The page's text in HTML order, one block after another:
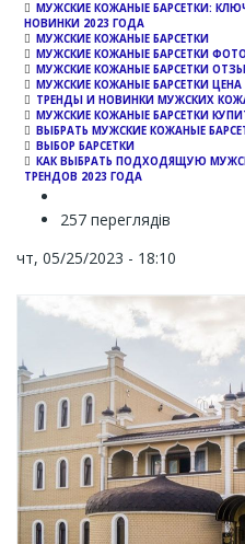
МУЖСКИЕ КОЖАНЫЕ БАРСЕТКИ:
НОВИНКИ 2023 ГОДА
МУЖСКИЕ КОЖАНЫЕ БАРСЕТКИ
МУЖСКИЕ КОЖАНЫЕ БАРСЕТКИ
МУЖСКИЕ КОЖАНЫЕ БАРСЕТКИ
МУЖСКИЕ КОЖАНЫЕ БАРСЕТКИ ЦЕНА
ТРЕНДЫ И НОВИНКИ МУЖСКИХ
МУЖСКИЕ КОЖАНЫЕ БАРСЕТКИ
ВЫБРАТЬ МУЖСКИЕ КОЖАНЫЕ
ВЫБОР БАРСЕТКИ
КАК ВЫБРАТЬ ПОДХОДЯЩУЮ
ТРЕНДОВ 2023 ГОДА
257 переглядів
чт, 05/25/2023 - 18:10